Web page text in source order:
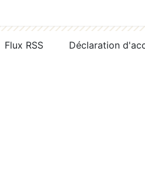
Flux RSS Déclaration